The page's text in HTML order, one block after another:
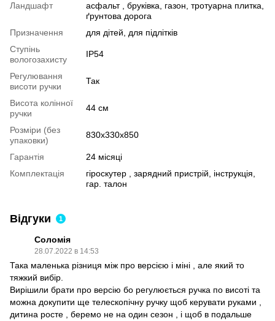
Ландшафт
асфальт , бруківка, газон, тротуарна плитка,
ґрунтова дорога
Призначення
для дітей, для підлітків
Ступінь
вологозахисту
IP54
Регулювання
висоти ручки
Так
Висота колінної
ручки
44 см
Розміри (без
упаковки)
830х330х850
Гарантія
24 місяці
Комплектація
гіроскутер , зарядний пристрій, інструкція,
гар. талон
Відгуки 1
Соломія
28.07.2022 в 14:53
Така маленька різниця між про версією і міні , але який то
тяжкий вибір.
Вирішили брати про версію бо регулюється ручка по висоті та
можна докупити ще телескопічну ручку щоб керувати руками ,
дитина росте , беремо не на один сезон , і щоб в подальше